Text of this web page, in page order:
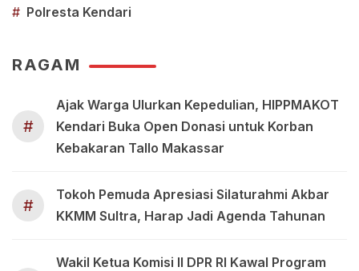
# Polresta Kendari
RAGAM
#
Ajak Warga Ulurkan Kepedulian, HIPPMAKOT
Kendari Buka Open Donasi untuk Korban
Kebakaran Tallo Makassar
#
Tokoh Pemuda Apresiasi Silaturahmi Akbar
KKMM Sultra, Harap Jadi Agenda Tahunan
Wakil Ketua Komisi II DPR RI Kawal Program